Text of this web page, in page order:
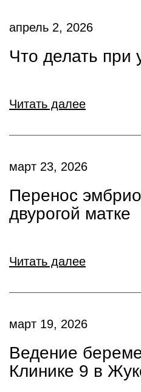
апрель 2, 2026
Что делать при
Читать далее
март 23, 2026
Перенос
двурогой матке
Читать далее
март 19, 2026
Ведение
Клинике 9 в